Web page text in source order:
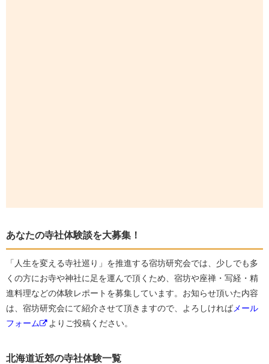
あなたの寺社体験談を大募集！
「人生を変える寺社巡り」を推進する宿坊研究会では、少しでも多
くの方にお寺や神社に足を運んで頂くため、宿坊や座禅・写経・精
進料理などの体験レポートを募集しています。お知らせ頂いた内容
は、宿坊研究会にて紹介させて頂きますので、よろしければメール
フォーム
よりご投稿ください。
北海道近郊の寺社体験一覧